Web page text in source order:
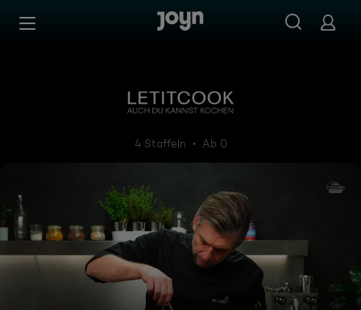
Zum Inhalt springen
Letitcook, auch du kannst
4 Staffeln Ab 0